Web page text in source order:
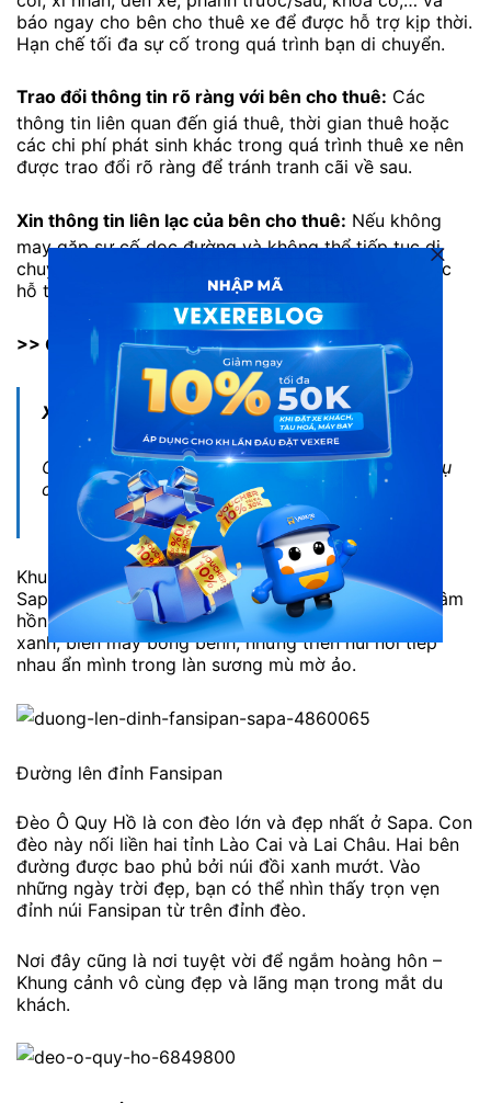
báo ngay cho bên cho thuê xe để được hỗ trợ kịp thời.
Hạn chế tối đa sự cố trong quá trình bạn di chuyển.
Trao đổi thông tin rõ ràng với bên cho thuê: Các
thông tin liên quan đến giá thuê, thời gian thuê hoặc
các chi phí phát sinh khác trong quá trình thuê xe nên
được trao đổi rõ ràng để tránh tranh cãi về sau.
Xin thông tin liên lạc của bên cho thuê: Nếu không
may gặp sự cố dọc đường và không thể tiếp tục di
chuyển, bạn có thể liên hệ cho phía thuê xe để được
hỗ trợ.
>> GỌI NGAY 1900 545 541
Xem thêm:
Chinh phục những địa danh tuyệt đẹp với dịch vụ
cho thuê xe máy tại VeXeRe
Khung cảnh tuyệt đẹp trên cung đường từ thị trấn
Sapa đến đỉnh Fansipan đã làm say đắm biết bao tâm
hồn phượt thủ. Bạn sẽ được thả hồn bầu trời trong
xanh, biển mây bồng bềnh, những triền núi nối tiếp
nhau ẩn mình trong làn sương mù mờ ảo.
Đường lên đỉnh Fansipan
Đèo Ô Quy Hồ là con đèo lớn và đẹp nhất ở Sapa. Con
đèo này nối liền hai tỉnh Lào Cai và Lai Châu. Hai bên
đường được bao phủ bởi núi đồi xanh mướt. Vào
những ngày trời đẹp, bạn có thể nhìn thấy trọn vẹn
đỉnh núi Fansipan từ trên đỉnh đèo.
Nơi đây cũng là nơi tuyệt vời để ngắm hoàng hôn –
Khung cảnh vô cùng đẹp và lãng mạn trong mắt du
khách.